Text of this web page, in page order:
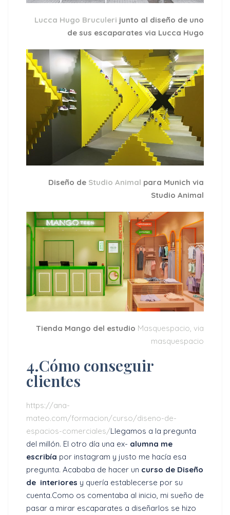
Lucca Hugo Bruculeri junto al diseño de uno
de sus escaparates via Lucca Hugo
Diseño de Studio Animal para Munich via
Studio Animal
Tienda Mango del estudio Masquespacio, via
masquespacio
4.Cómo conseguir
clientes
https://ana-
mateo.com/formacion/curso/diseno-de-
espacios-comerciales/Llegamos a la pregunta
del millón. El otro día una ex- alumna me
escribía por instagram y justo me hacía esa
pregunta. Acababa de hacer un curso de Diseño
de interiores y quería establecerse por su
cuenta.Como os comentaba al inicio, mi sueño de
pasar a mirar escaparates a diseñarlos se hizo